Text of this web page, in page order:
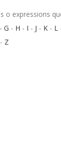
o expressions
- G - H - I - J - K - L
- Z